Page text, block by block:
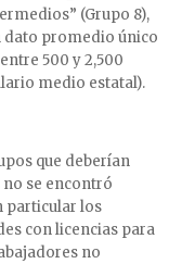
(Grupo 8),
dato promedio único
500 y 2,500
medio estatal).
que deberían
se encontró
particular los
con licencias para
no